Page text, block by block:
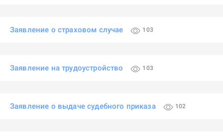
Заявление о страховом случае 103
Заявление на трудоустройство 103
Заявление о выдаче судебного приказа 102